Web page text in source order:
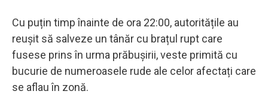
Cu puțin timp înainte de ora 22:00, autoritățile au
reușit să salveze un tânăr cu brațul rupt care
fusese prins în urma prăbușirii, veste primită cu
bucurie de numeroasele rude ale celor afectați care
se aflau în zonă.